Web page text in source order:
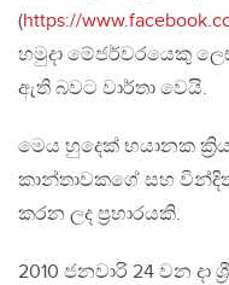
(https://
හමුදා මේජර්වරයෙකු
ඇති බවට වාර්තා වෙයි.
මෙය හුදෙක් භයානක
කාන්තාවකගේ සහ
කරන ලද ප්‍රහාරයකි.
2010 ජනවාරි 24 වන දා